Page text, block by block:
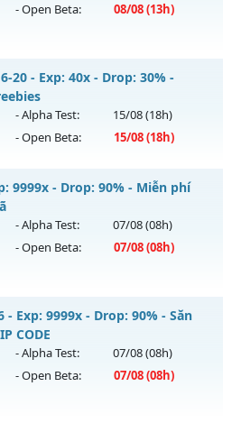
- Open Beta: 08/08(13h)
DÀI, CÓ GỘP
Mở máy chủ
20 - Exp: 40x - Drop: 30% -
- Alpha Test: 15/08(18h)
- Open Beta: 15/08(18h)
activity freebies
Mở máy chủ
9999x - Drop: 90% - Miễn phí
- Alpha Test: 07/08(08h)
- Open Beta: 07/08(08h)
đồ FULL cực đã
Mở máy chủ
- Exp: 9999x - Drop: 90% - Săn
CODE
- Alpha Test: 07/08(08h)
- Open Beta: 07/08(08h)